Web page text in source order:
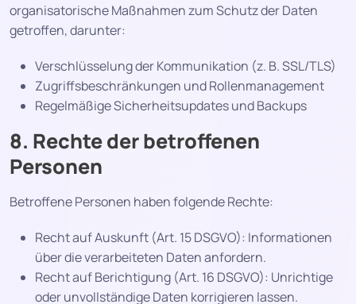
organisatorische Maßnahmen zum Schutz der Daten
getroffen, darunter:
Verschlüsselung der Kommunikation (z. B. SSL/TLS)
Zugriffsbeschränkungen und Rollenmanagement
Regelmäßige Sicherheitsupdates und Backups
8. Rechte der betroffenen
Personen
Betroffene Personen haben folgende Rechte:
Recht auf Auskunft (Art. 15 DSGVO): Informationen
über die verarbeiteten Daten anfordern.
Recht auf Berichtigung (Art. 16 DSGVO): Unrichtige
oder unvollständige Daten korrigieren lassen.